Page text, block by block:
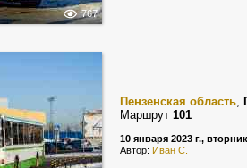
767
Пензенская область,
Маршрут 101
10 января 2023 г., вторник
Автор: Иван С.